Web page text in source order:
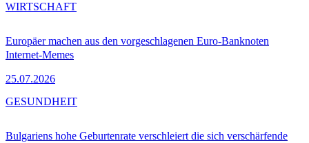
Europäer machen aus den vorgeschlagenen Euro-Banknoten
Internet-Memes
25.07.2026
WIRTSCHAFT
Bulgariens hohe Geburtenrate verschleiert die sich verschärfende
GESUNDHEIT